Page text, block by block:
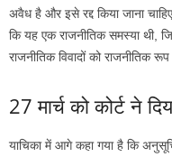
अवैध है और इसे रद्द किया जाना
कि यह एक राजनीतिक समस्या थी,
राजनीतिक विवादों को राजनीतिक
27 मार्च को कोर्ट ने
याचिका में आगे कहा गया है कि